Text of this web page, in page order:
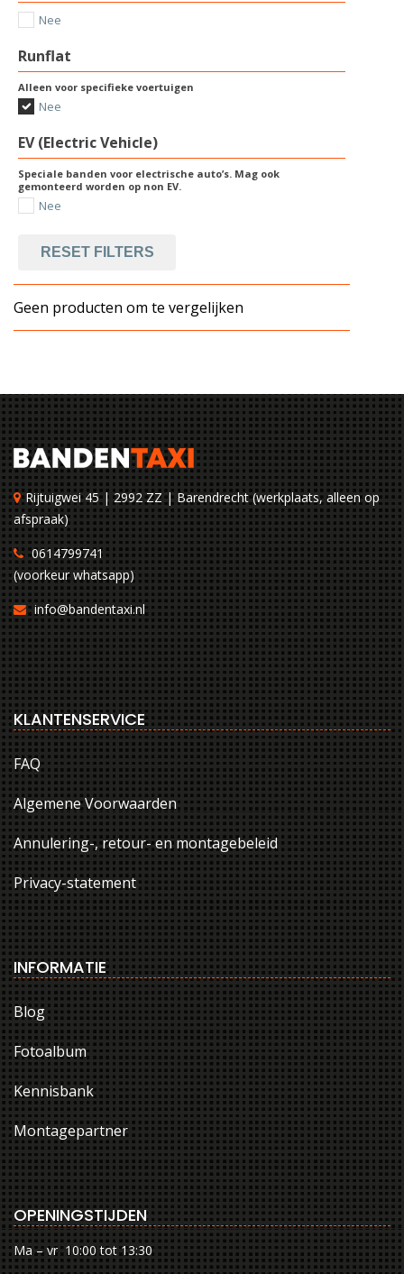
Nee
Runflat
Alleen voor specifieke voertuigen
Nee
EV (Electric Vehicle)
Speciale banden voor electrische auto’s. Mag ook
gemonteerd worden op non EV.
Nee
RESET FILTERS
Geen producten om te vergelijken
Rijtuigwei 45 | 2992 ZZ | Barendrecht (werkplaats, alleen op
afspraak)
0614799741
(voorkeur whatsapp)
info@bandentaxi.nl
KLANTENSERVICE
FAQ
Algemene Voorwaarden
Annulering-, retour- en montagebeleid
Privacy-statement
INFORMATIE
Blog
Fotoalbum
Kennisbank
Montagepartner
OPENINGSTIJDEN
Ma – vr 10:00 tot 13:30